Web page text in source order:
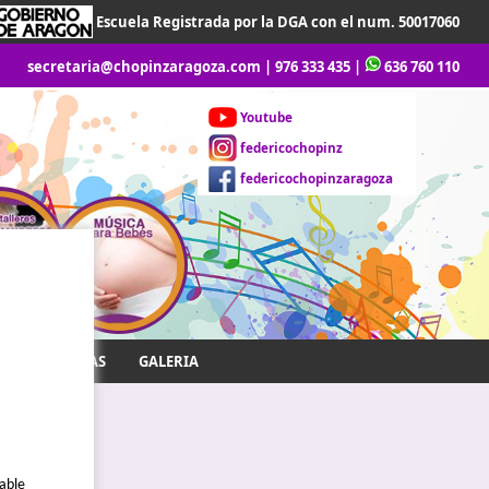
Escuela Registrada por la DGA con el num. 50017060
secretaria@chopinzaragoza.com |976 333 435 | 636 760 110
Youtube
federicochopinz
federicochopinzaragoza
DESCARGAS GALERIA